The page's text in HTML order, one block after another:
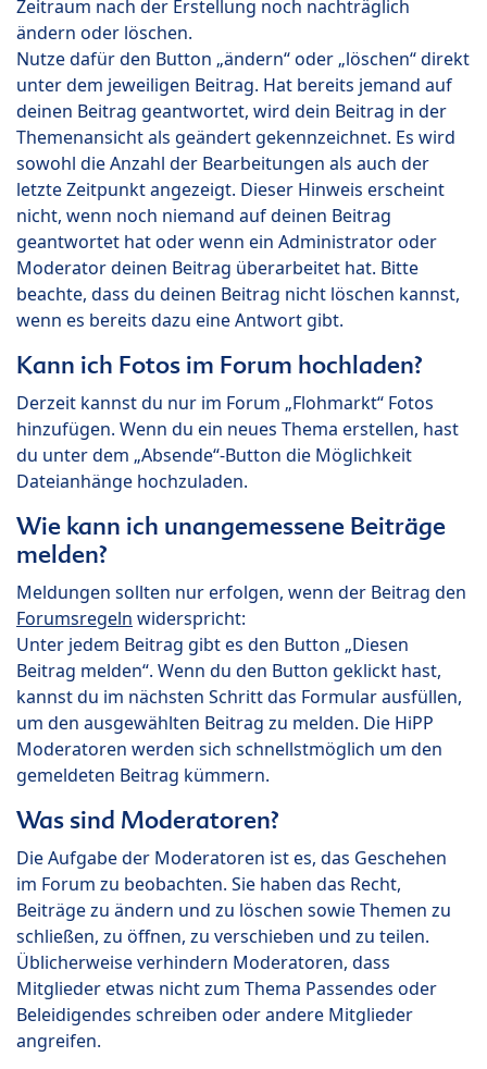
Zeitraum nach der Erstellung noch nachträglich
ändern oder löschen.
Nutze dafür den Button „ändern“ oder „löschen“ direkt
unter dem jeweiligen Beitrag. Hat bereits jemand auf
deinen Beitrag geantwortet, wird dein Beitrag in der
Themenansicht als geändert gekennzeichnet. Es wird
sowohl die Anzahl der Bearbeitungen als auch der
letzte Zeitpunkt angezeigt. Dieser Hinweis erscheint
nicht, wenn noch niemand auf deinen Beitrag
geantwortet hat oder wenn ein Administrator oder
Moderator deinen Beitrag überarbeitet hat. Bitte
beachte, dass du deinen Beitrag nicht löschen kannst,
wenn es bereits dazu eine Antwort gibt.
Kann ich Fotos im Forum hochladen?
Derzeit kannst du nur im Forum „Flohmarkt“ Fotos
hinzufügen. Wenn du ein neues Thema erstellen, hast
du unter dem „Absende“-Button die Möglichkeit
Dateianhänge hochzuladen.
Wie kann ich unangemessene Beiträge
melden?
Meldungen sollten nur erfolgen, wenn der Beitrag den
Forumsregeln widerspricht:
Unter jedem Beitrag gibt es den Button „Diesen
Beitrag melden“. Wenn du den Button geklickt hast,
kannst du im nächsten Schritt das Formular ausfüllen,
um den ausgewählten Beitrag zu melden. Die HiPP
Moderatoren werden sich schnellstmöglich um den
gemeldeten Beitrag kümmern.
Was sind Moderatoren?
Die Aufgabe der Moderatoren ist es, das Geschehen
im Forum zu beobachten. Sie haben das Recht,
Beiträge zu ändern und zu löschen sowie Themen zu
schließen, zu öffnen, zu verschieben und zu teilen.
Üblicherweise verhindern Moderatoren, dass
Mitglieder etwas nicht zum Thema Passendes oder
Beleidigendes schreiben oder andere Mitglieder
angreifen.